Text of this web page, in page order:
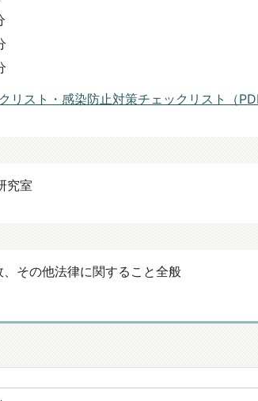
リスト・感染防止対策チェックリスト（
究室
その他法律に関すること全般